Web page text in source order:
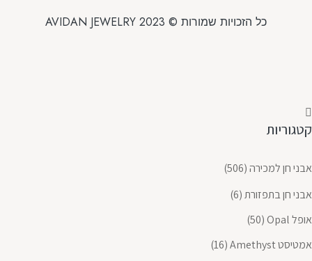
כל הזכויות שמורות © 2023 AVIDAN JEWELRY
קטגוריות
אבני חן למכירה(506)
אבני חן בתפזורת(6)
אופל Opal
(50)
אמטיסט Amethyst
(16)